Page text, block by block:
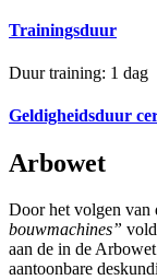
Trainingsduur
Duur training: 1 dag
Geldigheidsduur
Arbowet
Door het volgen van
bouwmachines”
aan de in de
aantoonbare